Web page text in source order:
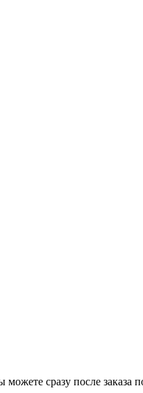
сразу после заказа